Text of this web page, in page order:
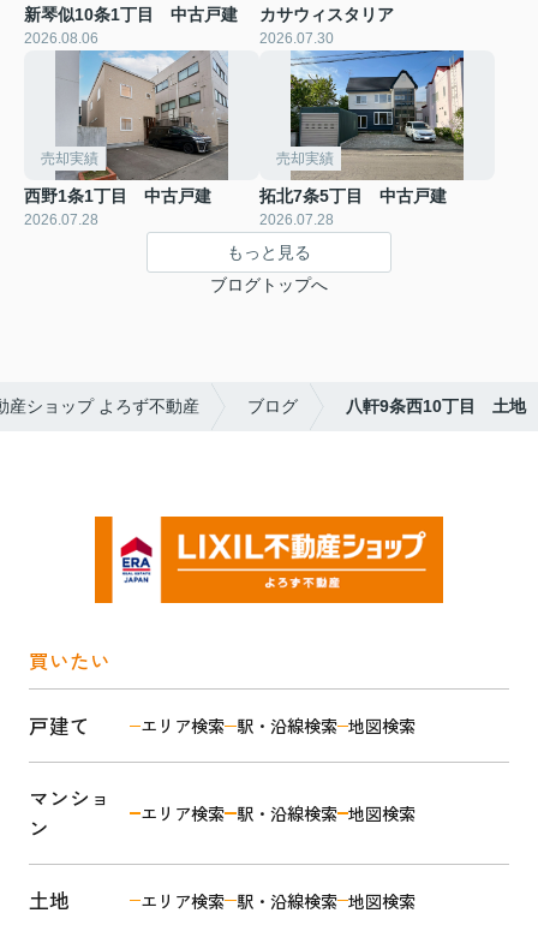
新琴似10条1丁目 中古戸建
2026.08.06
カサウィスタリア
2026.07.30
売却実績
西野1条1丁目 中古戸建
2026.07.28
売却実績
拓北7条5丁目 中古戸建
2026.07.28
もっと見る
ブログトップへ
産ショップ よろず不動産 ブログ 八軒9条西10丁目 土地
買いたい
戸建て エリア検索 駅・沿線検索 地図検索
マンショ
ン
エリア検索 駅・沿線検索 地図検索
土地 エリア検索 駅・沿線検索 地図検索